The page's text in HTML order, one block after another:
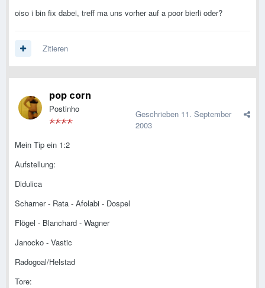
oiso i bin fix dabei, treff ma uns vorher auf a poor bierli oder?
Zitieren
pop corn
Postinho Geschrieben 11. September
2003
Mein Tip ein 1:2
Aufstellung:
Didulica
Scharner - Rata - Afolabi - Dospel
Flögel - Blanchard - Wagner
Janocko - Vastic
Radogoal/Helstad
Tore: